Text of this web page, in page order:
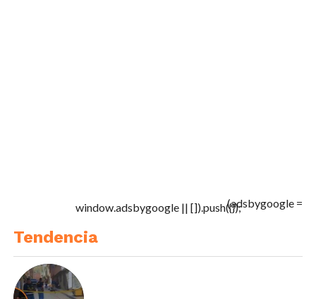
(adsbygoogle =
window.adsbygoogle || []).push({});
Tendencia